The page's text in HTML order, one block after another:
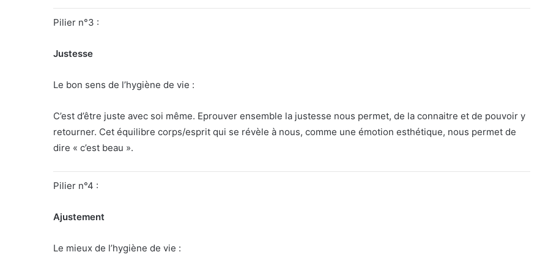
Pilier n°3 :
Justesse
Le bon sens de l’hygiène de vie :
C’est d’être juste avec soi même. Eprouver ensemble la justesse nous permet, de la connaitre et de pouvoir y
retourner. Cet équilibre corps/esprit qui se révèle à nous, comme une émotion esthétique, nous permet de
dire « c’est beau ».
Pilier n°4 :
Ajustement
Le mieux de l’hygiène de vie :